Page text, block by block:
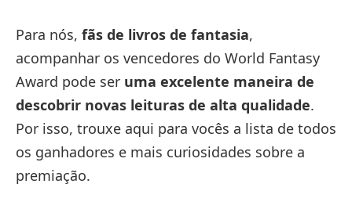
Para nós, fãs de livros de fantasia,
acompanhar os vencedores do World Fantasy
Award pode ser uma excelente maneira de
descobrir novas leituras de alta qualidade.
Por isso, trouxe aqui para vocês a lista de todos
os ganhadores e mais curiosidades sobre a
premiação.